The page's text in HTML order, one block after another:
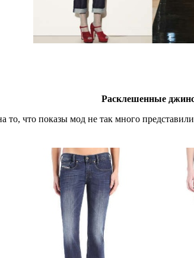
Расклешенные
то, что показы мод не так много